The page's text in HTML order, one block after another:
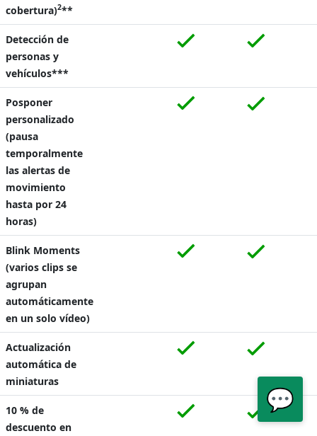
cobertura)2**
Detección de
personas y
vehículos***
Posponer
personalizado
(pausa
temporalmente
las alertas de
movimiento
hasta por 24
horas)
Blink Moments
(varios clips se
agrupan
automáticamente
en un solo vídeo)
Actualización
automática de
miniaturas
10 % de
descuento en
💬